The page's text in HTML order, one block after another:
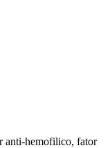
anti-hemofilico, fator